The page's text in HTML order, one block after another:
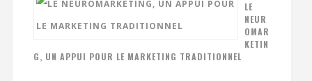
LE
NEUR
OMAR
KETIN
G, UN APPUI POUR LE MARKETING TRADITIONNEL